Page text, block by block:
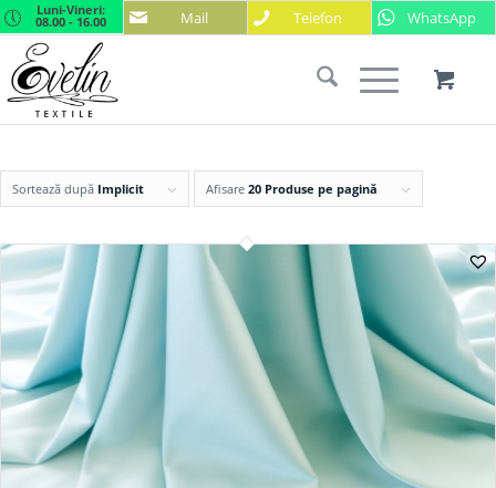
Mail Telefon WhatsApp
Luni-Vineri:
08.00 - 16.00
Sortează după Implicit Afisare 20 Produse pe pagină